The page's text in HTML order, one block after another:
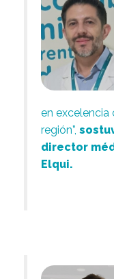
en excelencia
región”,
director
Elqui.